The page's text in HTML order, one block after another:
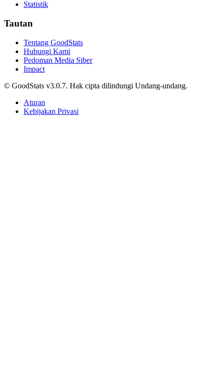
Statistik
Tautan
Tentang GoodStats
Hubungi Kami
Pedoman Media Siber
Impact
© GoodStats v3.0.7. Hak cipta dilindungi Undang-undang.
Aturan
Kebijakan Privasi